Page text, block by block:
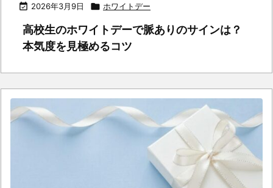
 2026年3月9日  ホワイトデー
高校生のホワイトデーで脈ありのサインは？
本気度を見極めるコツ